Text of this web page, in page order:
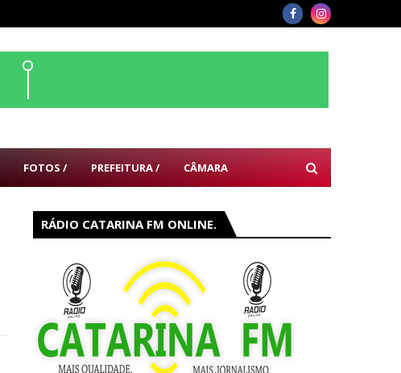
FOTOS / PREFEITURA / CÂMARA
RÁDIO CATARINA FM ONLINE.